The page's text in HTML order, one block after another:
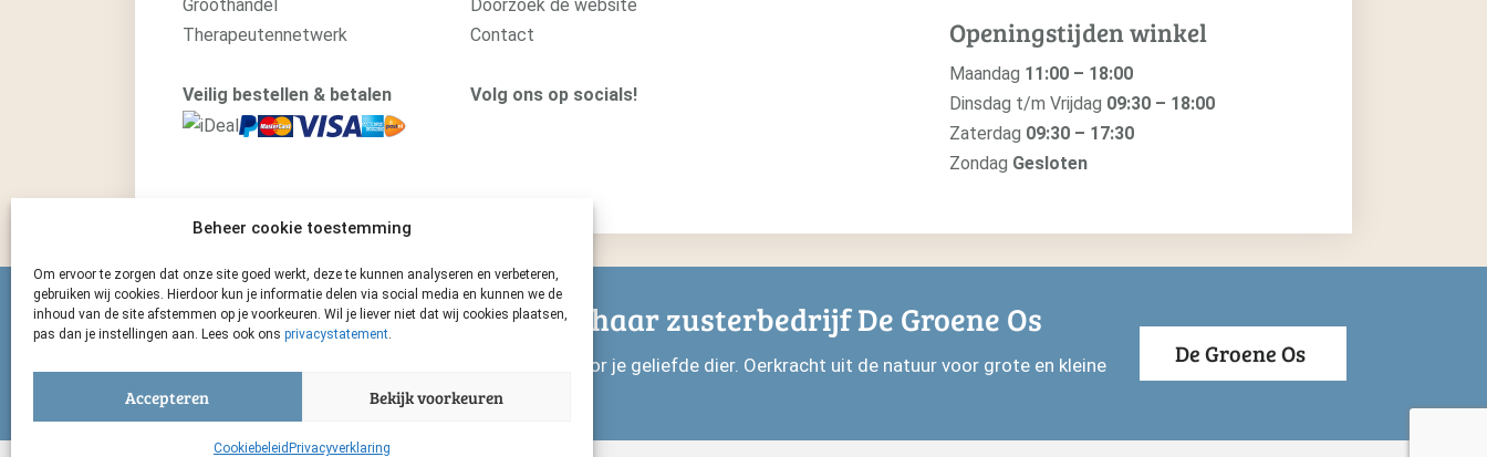
Beheer cookie toestemming
Om ervoor te zorgen dat onze site goed werkt, deze te kunnen analyseren en verbeteren,
gebruiken wij cookies. Hierdoor kun je informatie delen via social media en kunnen we de
inhoud van de site afstemmen op je voorkeuren. Wil je liever niet dat wij cookies plaatsen,
pas dan je instellingen aan. Lees ook ons privacystatement.
Accepteren Bekijk voorkeuren
Cookiebeleid Privacyverklaring
Groothandel
Therapeutennetwerk
Veilig bestellen & betalen
Doorzoek de website
Contact
Volg ons op socials!
Openingstijden winkel
Maandag 11:00 – 18:00
Dinsdag t/m Vrijdag 09:30 – 18:00
Zaterdag 09:30 – 17:30
Zondag Gesloten
Van der Pigge is verbonden met haar zusterbedrijf De Groene Os
Zij maken de beste natuurgeneeskundige middelen voor je geliefde dier. Oerkracht uit de natuur voor grote en kleine
huisdieren.
De Groene Os